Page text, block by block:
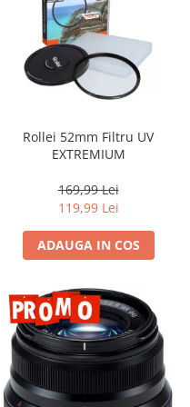
Rollei 52mm Filtru UV
EXTREMIUM
169,99 Lei
119,99 Lei
ADAUGA IN COS